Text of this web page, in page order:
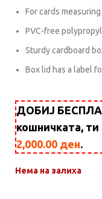
For cards
PVC-free
Sturdy cardboard
Box lid has a label
ДОБИЈ
кошничката,
2,000.00 ден.
Нема на залиха